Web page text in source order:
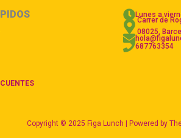
Lunes a
Carrer de
08025,
687763354
Copyright © 2025 Figa Lunch | Powered by